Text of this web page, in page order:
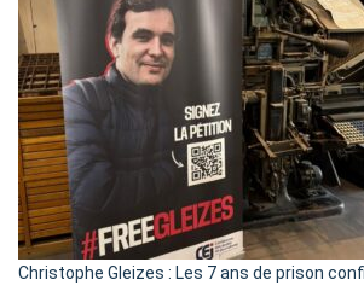
et
la
Christophe Gleizes : Les 7 ans de prison